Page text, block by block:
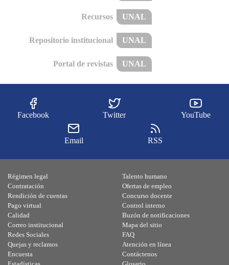
Recursos UNAL
Repositorio institucional UNAL
Portal de revistas UNAL
Facebook Twitter YouTube
Email RSS
Régimen legal
Contratación
Rendición de cuentas
Pago virtual
Calidad
Talento humano
Ofertas de empleo
Concurso docente
Control interno
Buzón de notificaciones
Correo institucional
Redes Sociales
Quejas y reclamos
Encuesta
Mapa del sitio
FAQ
Atención en línea
Contáctenos